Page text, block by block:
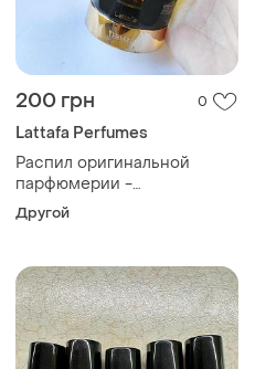
200 грн 0
Lattafa Perfumes
Распил оригинальной
парфюмерии -
парфюмерная вода
унисекс lattafa teriaq
Другой